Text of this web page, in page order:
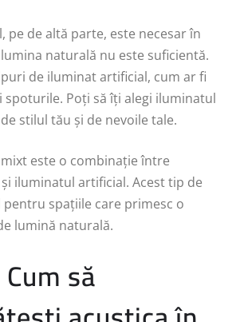
pe de altă parte, este necesar în
naturală nu este suficientă.
de iluminat artificial, cum ar fi
spoturile. Poți să îți alegi iluminatul
stilul tău și de nevoile tale.
este o combinație între
iluminatul artificial. Acest tip de
spațiile care primesc o
lumină naturală.
să